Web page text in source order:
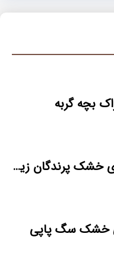
بچه گربه
فروشگاه انواع غذای خشک پرندگان زینتی
خشک سگ پاپی